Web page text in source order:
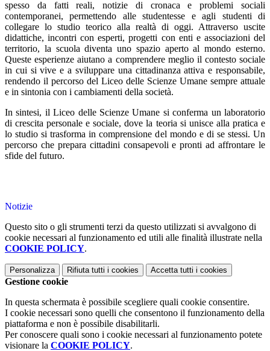
spesso da fatti reali, notizie di cronaca e problemi sociali
contemporanei, permettendo alle studentesse e agli studenti di
collegare lo studio teorico alla realtà di oggi. Attraverso uscite
didattiche, incontri con esperti, progetti con enti e associazioni del
territorio, la scuola diventa uno spazio aperto al mondo esterno.
Queste esperienze aiutano a comprendere meglio il contesto sociale
in cui si vive e a sviluppare una cittadinanza attiva e responsabile,
rendendo il percorso del Liceo delle Scienze Umane sempre attuale
e in sintonia con i cambiamenti della società.
In sintesi, il Liceo delle Scienze Umane si conferma un laboratorio
di crescita personale e sociale, dove la teoria si unisce alla pratica e
lo studio si trasforma in comprensione del mondo e di se stessi. Un
percorso che prepara cittadini consapevoli e pronti ad affrontare le
sfide del futuro.
Notizie
Questo sito o gli strumenti terzi da questo utilizzati si avvalgono di
cookie necessari al funzionamento ed utili alle finalità illustrate nella
COOKIE POLICY.
Personalizza Rifiuta tutti i cookies Accetta tutti i cookies
Gestione cookie
In questa schermata è possibile scegliere quali cookie consentire.
I cookie necessari sono quelli che consentono il funzionamento della
piattaforma e non è possibile disabilitarli.
Per conoscere quali sono i cookie necessari al funzionamento potete
visionare la COOKIE POLICY.